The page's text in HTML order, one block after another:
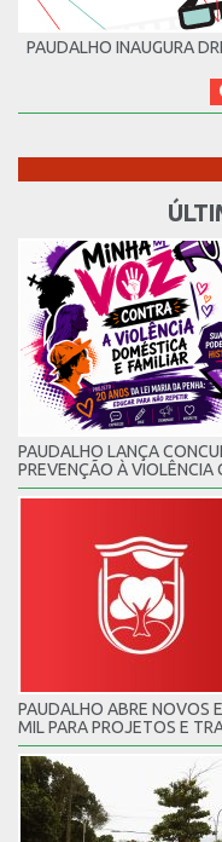
PAUDALHO INAUGURA
PAUDALHO LANÇA
PREVENÇÃO À VIOLÊNCIA
PAUDALHO ABRE NOVOS
MIL PARA PROJETOS E